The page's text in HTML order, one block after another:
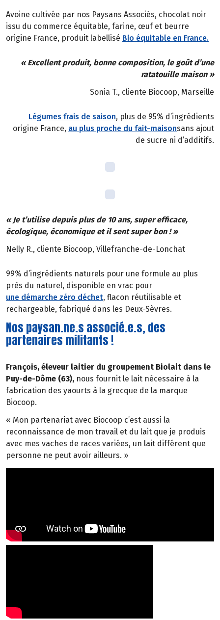
Avoine cultivée par nos Paysans Associés, chocolat noir
issu du commerce équitable, farine, œuf et beurre
origine France, produit labellisé Bio équitable en France.
« Excellent produit, bonne composition, le goût d’une
ratatouille maison »
Sonia T., cliente Biocoop, Marseille
Légumes frais de saison, plus de 95% d’ingrédients
origine France, au plus proche du fait-maisonsans ajout
de sucre ni d’additifs.
« Je t’utilise depuis plus de 10 ans, super efficace,
écologique, économique et il sent super bon ! »
Nelly R., cliente Biocoop, Villefranche-de-Lonchat
99% d’ingrédients naturels pour une formule au plus
près du naturel, disponible en vrac pour
une démarche zéro déchet, flacon réutilisable et
rechargeable, fabriqué dans les Deux-Sèvres.
Nos paysan.ne.s associé.e.s, des
partenaires militants !
François, éleveur laitier du groupement Biolait dans le
Puy-de-Dôme (63), nous fournit le lait nécessaire à la
fabrication des yaourts à la grecque de la marque
Biocoop.
« Mon partenariat avec Biocoop c’est aussi la
reconnaissance de mon travail et du lait que je produis
avec mes vaches de races variées, un lait différent que
personne ne peut avoir ailleurs. »